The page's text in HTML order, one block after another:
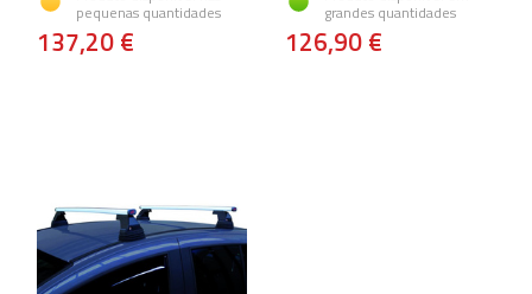
pequenas quantidades
137,20 €
grandes quantidades
126,90 €